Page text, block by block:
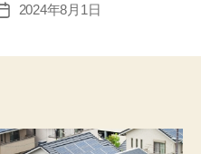
投
2024年8月1日